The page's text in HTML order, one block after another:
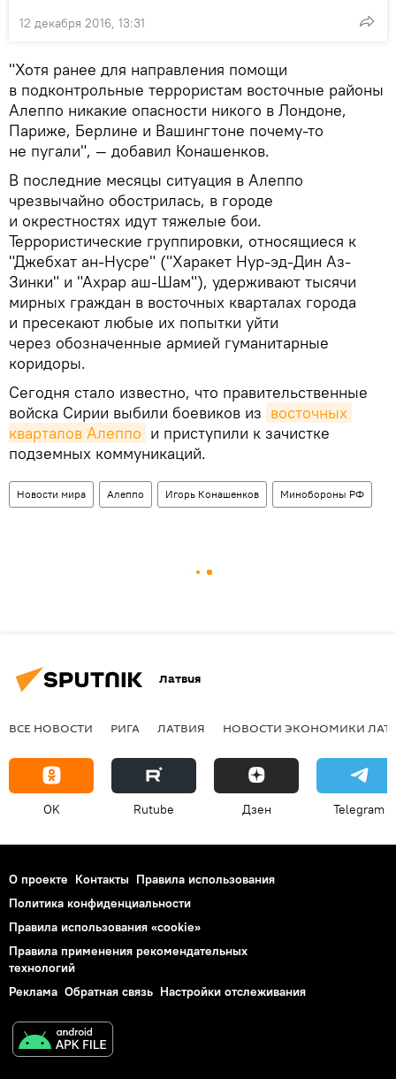
12 декабря 2016, 13:31
"Хотя ранее для направления помощи
в подконтрольные террористам восточные районы
Алеппо никакие опасности никого в Лондоне,
Париже, Берлине и Вашингтоне почему-то
не пугали", — добавил Конашенков.
В последние месяцы ситуация в Алеппо
чрезвычайно обострилась, в городе
и окрестностях идут тяжелые бои.
Террористические группировки, относящиеся к
"Джебхат ан-Нусре" ("Харакет Нур-эд-Дин Аз-
Зинки" и "Ахрар аш-Шам"), удерживают тысячи
мирных граждан в восточных кварталах города
и пресекают любые их попытки уйти
через обозначенные армией гуманитарные
коридоры.
Сегодня стало известно, что правительственные
войска Сирии выбили боевиков из восточных
кварталов Алеппо и приступили к зачистке
подземных коммуникаций.
Новости мира Алеппо Игорь Конашенков Минобороны РФ
Латвия
ВСЕ НОВОСТИ РИГА ЛАТВИЯ НОВОСТИ ЭКОНОМИКИ
OK Rutube Дзен Telegram
О проекте Контакты Правила использования
Политика конфиденциальности
Правила использования «cookie»
Правила применения рекомендательных
технологий
Реклама Обратная связь Настройки отслеживания